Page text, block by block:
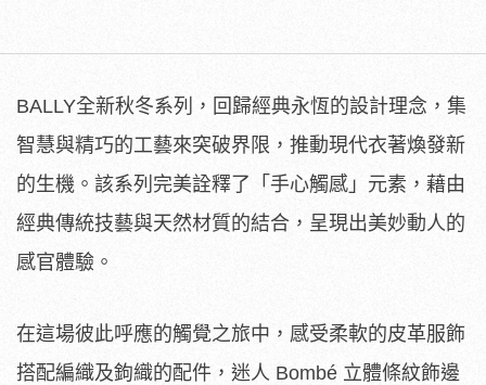
BALLY全新秋冬系列，回歸經典永恆的設計理念，集
智慧與精巧的工藝來突破界限，推動現代衣著煥發新
的生機。該系列完美詮釋了「手心觸感」元素，藉由
經典傳統技藝與天然材質的結合，呈現出美妙動人的
感官體驗。
在這場彼此呼應的觸覺之旅中，感受柔軟的皮革服飾
搭配編織及鉤織的配件，迷人 Bombé 立體條紋飾邊